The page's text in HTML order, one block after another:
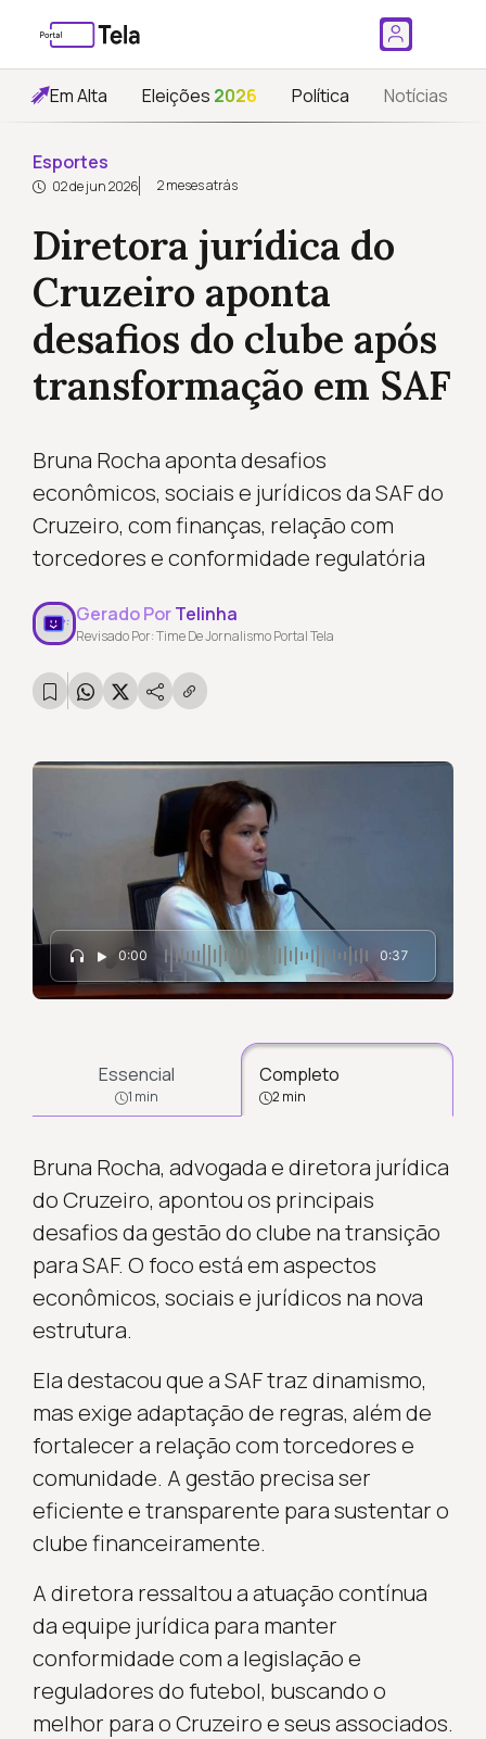
Em Alta Eleições 2026 Política Notícias
Esportes
02 de jun 2026 2 meses atrás
Diretora jurídica do
Cruzeiro aponta
desafios do clube após
transformação em SAF
Bruna Rocha aponta desafios
econômicos, sociais e jurídicos da SAF do
Cruzeiro, com finanças, relação com
torcedores e conformidade regulatória
Gerado PorTelinha
Revisado Por: Time De Jornalismo Portal Tela
0:00 0:37
Essencial
1 min
Completo
2 min
Bruna Rocha, advogada e diretora jurídica
do Cruzeiro, apontou os principais
desafios da gestão do clube na transição
para SAF. O foco está em aspectos
econômicos, sociais e jurídicos na nova
estrutura.
Ela destacou que a SAF traz dinamismo,
mas exige adaptação de regras, além de
fortalecer a relação com torcedores e
comunidade. A gestão precisa ser
eficiente e transparente para sustentar o
clube financeiramente.
A diretora ressaltou a atuação contínua
da equipe jurídica para manter
conformidade com a legislação e
reguladores do futebol, buscando o
melhor para o Cruzeiro e seus associados.